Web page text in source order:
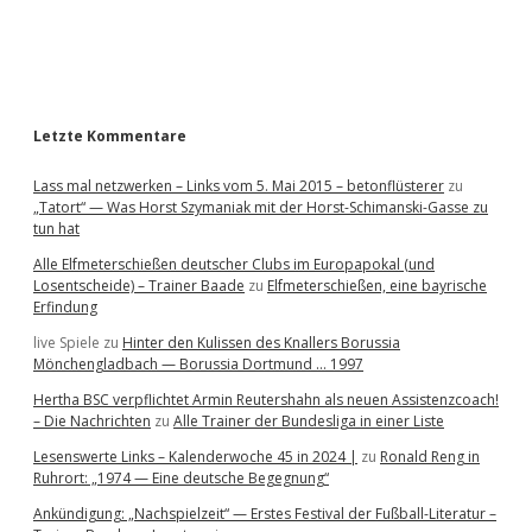
Letzte Kommentare
Lass mal netzwerken – Links vom 5. Mai 2015 – betonflüsterer zu
„Tatort“ — Was Horst Szymaniak mit der Horst-Schimanski-Gasse zu
tun hat
Alle Elfmeterschießen deutscher Clubs im Europapokal (und
Losentscheide) – Trainer Baade zu Elfmeterschießen, eine bayrische
Erfindung
live Spiele zu Hinter den Kulissen des Knallers Borussia
Mönchengladbach — Borussia Dortmund … 1997
Hertha BSC verpflichtet Armin Reutershahn als neuen Assistenzcoach!
– Die Nachrichten zu Alle Trainer der Bundesliga in einer Liste
Lesenswerte Links – Kalenderwoche 45 in 2024 | zu Ronald Reng in
Ruhrort: „1974 — Eine deutsche Begegnung“
Ankündigung: „Nachspielzeit“ — Erstes Festival der Fußball-Literatur –